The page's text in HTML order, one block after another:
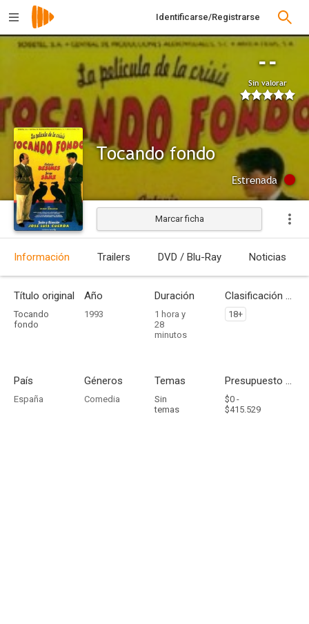
Identificarse/Registrarse
--
Sin valorar
Tocando fondo
Estrenada
Marcar ficha
Información Trailers DVD / Blu-Ray Noticias
Título original
Tocando
fondo
Año
1993
Duración
1 hora y
28
minutos
Clasificación por edades
18+
País
España
Géneros
Comedia
Temas
Sin
temas
Presupuesto - Ingresos
$0 -
$415.529